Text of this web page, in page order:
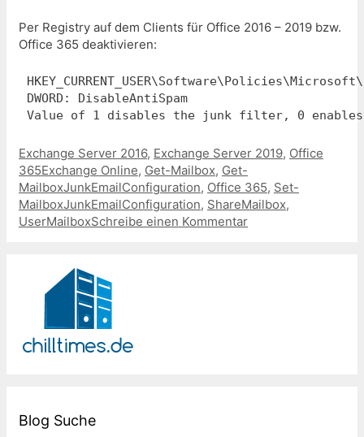
Per Registry auf dem Clients für Office 2016 – 2019 bzw.
Office 365 deaktivieren:
DWORD: DisableAntiSpam
Kategorien
Exchange Server 2016, Exchange Server 2019, Office
365Schlagwörter
Exchange Online, Get-Mailbox, Get-
MailboxJunkEmailConfiguration, Office 365, Set-
MailboxJunkEmailConfiguration, ShareMailbox,
UserMailboxSchreibe einen Kommentar
Blog Suche